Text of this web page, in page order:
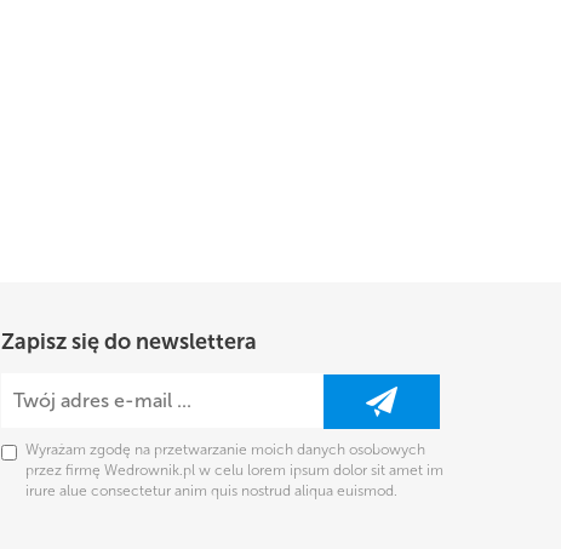
Zapisz się do newslettera
Wyrażam zgodę na przetwarzanie moich danych osobowych
przez firmę Wedrownik.pl w celu lorem ipsum dolor sit amet im
irure alue consectetur anim quis nostrud aliqua euismod.